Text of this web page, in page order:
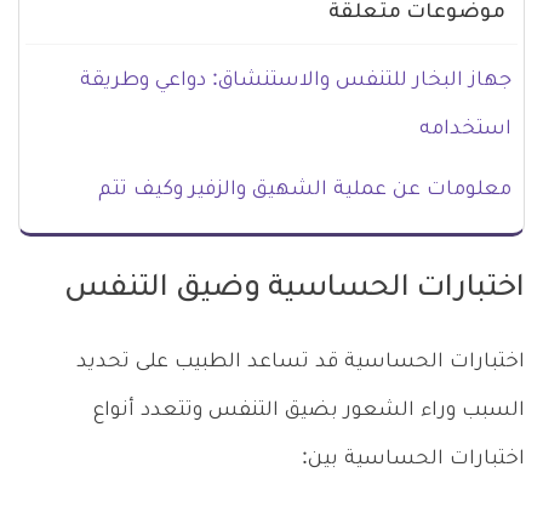
موضوعات متعلقة
جهاز البخار للتنفس والاستنشاق: دواعي وطريقة
استخدامه
معلومات عن عملية الشهيق والزفير وكيف تتم
اختبارات الحساسية وضيق التنفس
اختبارات الحساسية قد تساعد الطبيب على تحديد
السبب وراء الشعور بضيق التنفس وتتعدد أنواع
اختبارات الحساسية بين: